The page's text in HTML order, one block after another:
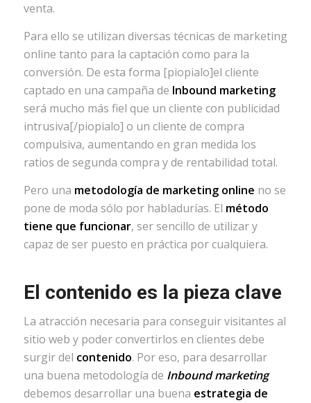
venta.
Para ello se utilizan diversas técnicas de marketing
online tanto para la captación como para la
conversión. De esta forma [piopialo]el cliente
captado en una campaña de Inbound marketing
será mucho más fiel que un cliente con publicidad
intrusiva[/piopialo] o un cliente de compra
compulsiva, aumentando en gran medida los
ratios de segunda compra y de rentabilidad total.
Pero una metodología de marketing online no se
pone de moda sólo por habladurías. El método
tiene que funcionar, ser sencillo de utilizar y
capaz de ser puesto en práctica por cualquiera.
El contenido es la pieza clave
La atracción necesaria para conseguir visitantes al
sitio web y poder convertirlos en clientes debe
surgir del contenido. Por eso, para desarrollar
una buena metodología de Inbound marketing
debemos desarrollar una buena estrategia de